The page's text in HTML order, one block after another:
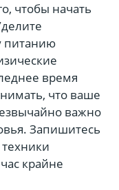
чтобы начать
питанию
время
что ваше
важно
Запишитесь
крайне